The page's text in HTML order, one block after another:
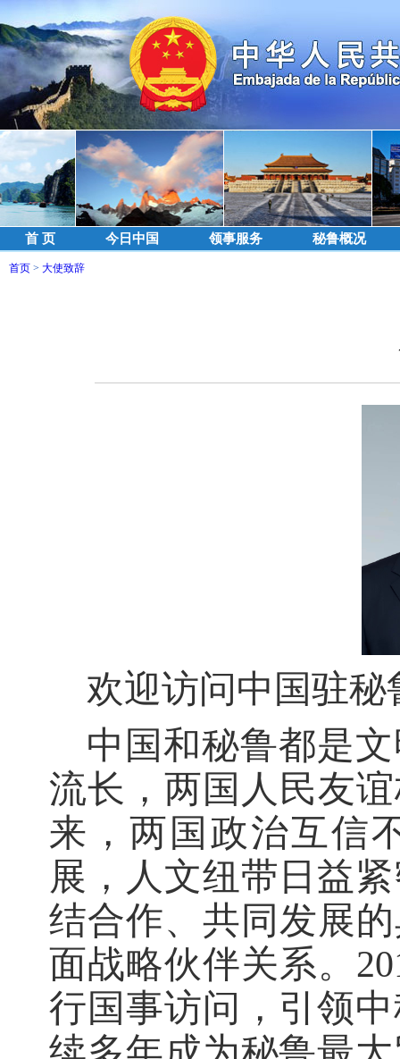
首 页 今日中国 领事服务 秘鲁概况
首页 > 大使致辞
欢迎访问中国驻秘
中国和秘鲁都是
流长，两国人民友
来，两国政治互信
展，人文纽带日益
结合作、共同发展
面战略伙伴关系。
行国事访问，引领